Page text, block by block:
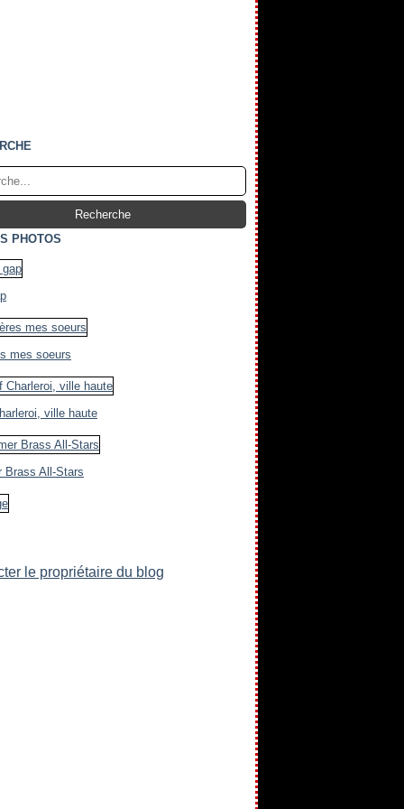
PHOTOS
mes soeurs
ville haute
Brass All-Stars
le propriétaire du blog